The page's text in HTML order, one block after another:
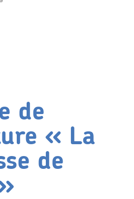
de
« La
de